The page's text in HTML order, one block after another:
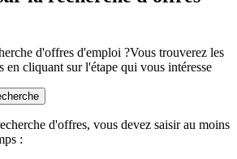
d'offres d'emploi ?Vous trouverez les
en cliquant sur l'étape qui vous intéresse
d'offres, vous devez saisir au moins
: